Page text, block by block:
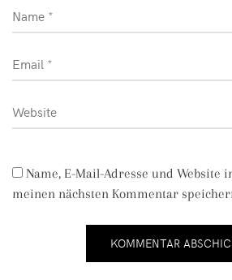
Name, E-Mail-Adresse und Website
meinen nächsten Kommentar